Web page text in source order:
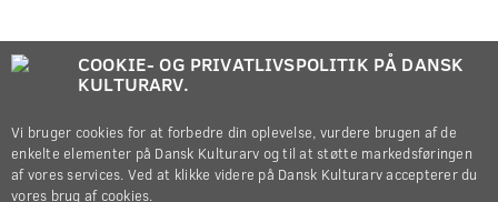
COOKIE- OG PRIVATLIVSPOLITIK PÅ DANSK
KULTURARV.
Vi bruger cookies for at forbedre din oplevelse, vurdere brugen af de
enkelte elementer på Dansk Kulturarv og til at støtte markedsføringen
af vores services. Ved at klikke videre på Dansk Kulturarv accepterer du
vores brug af cookies.